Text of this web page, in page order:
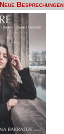
Neue Besprechungen